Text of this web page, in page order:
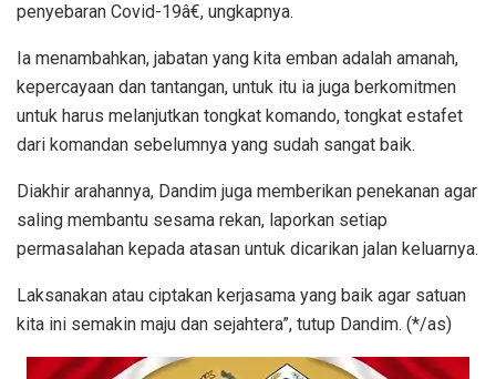
penyebaran Covid-19â€, ungkapnya.
Ia menambahkan, jabatan yang kita emban adalah amanah,
kepercayaan dan tantangan, untuk itu ia juga berkomitmen
untuk harus melanjutkan tongkat komando, tongkat estafet
dari komandan sebelumnya yang sudah sangat baik.
Diakhir arahannya, Dandim juga memberikan penekanan agar
saling membantu sesama rekan, laporkan setiap
permasalahan kepada atasan untuk dicarikan jalan keluarnya.
Laksanakan atau ciptakan kerjasama yang baik agar satuan
kita ini semakin maju dan sejahtera”, tutup Dandim. (*/as)